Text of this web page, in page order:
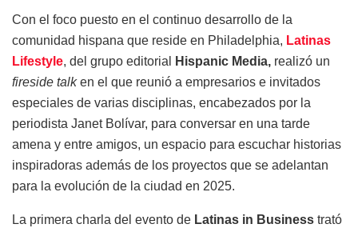
Con el foco puesto en el continuo desarrollo de la
comunidad hispana que reside en Philadelphia, Latinas
Lifestyle, del grupo editorial Hispanic Media, realizó un
fireside talken el que reunió a empresarios e invitados
especiales de varias disciplinas, encabezados por la
periodista Janet Bolívar, para conversar en una tarde
amena y entre amigos, un espacio para escuchar historias
inspiradoras además de los proyectos que se adelantan
para la evolución de la ciudad en 2025.
La primera charla del evento de Latinas in Business trató